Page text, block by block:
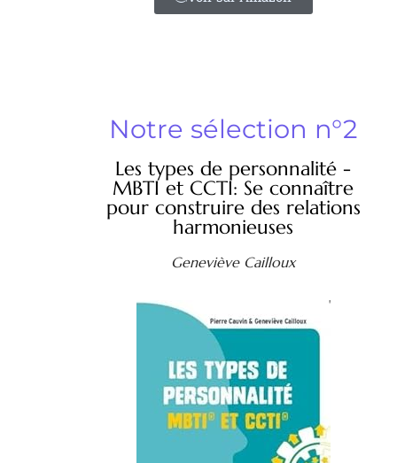
Notre sélection n°2
Les types de personnalité -
MBTI et CCTI: Se connaître
pour construire des relations
harmonieuses
Geneviève Cailloux